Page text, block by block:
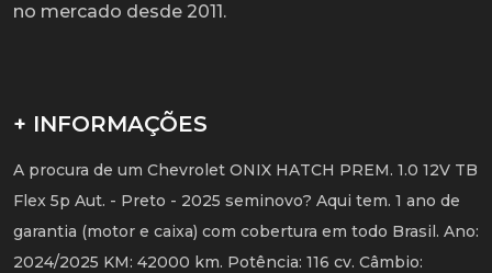
no mercado desde 2011.
+ INFORMAÇÕES
A procura de um Chevrolet ONIX HATCH PREM. 1.0 12V TB
Flex 5p Aut. - Preto - 2025 seminovo? Aqui tem. 1 ano de
garantia (motor e caixa) com cobertura em todo Brasil. Ano:
2024/2025 KM: 42000 km. Potência: 116 cv. Câmbio: